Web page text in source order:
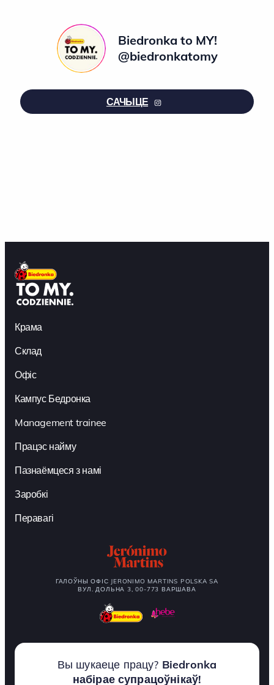
Biedronka to MY!
@biedronkatomy
САЧЫЦЕ
Крама
Склад
Офіс
Кампус Бедронка
Management trainee
Працэс найму
Пазнаёмцеся з намі
Заробкі
Перавагі
ГАЛОЎНЫ ОФІС JERONIMO MARTINS POLSKA SA
ВУЛ. ДОЛЬНА 3, 00-773 ВАРШАВА
Вы шукаеце працу? Biedronka
набірае супрацоўнікаў!